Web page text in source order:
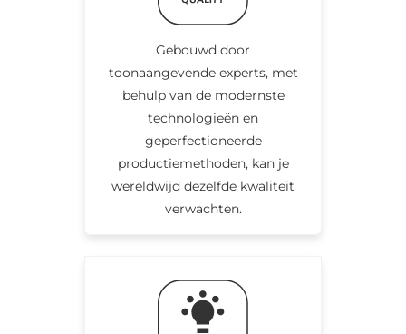
Gebouwd door
toonaangevende experts, met
behulp van de modernste
technologieën en
geperfectioneerde
productiemethoden, kan je
wereldwijd dezelfde kwaliteit
verwachten.